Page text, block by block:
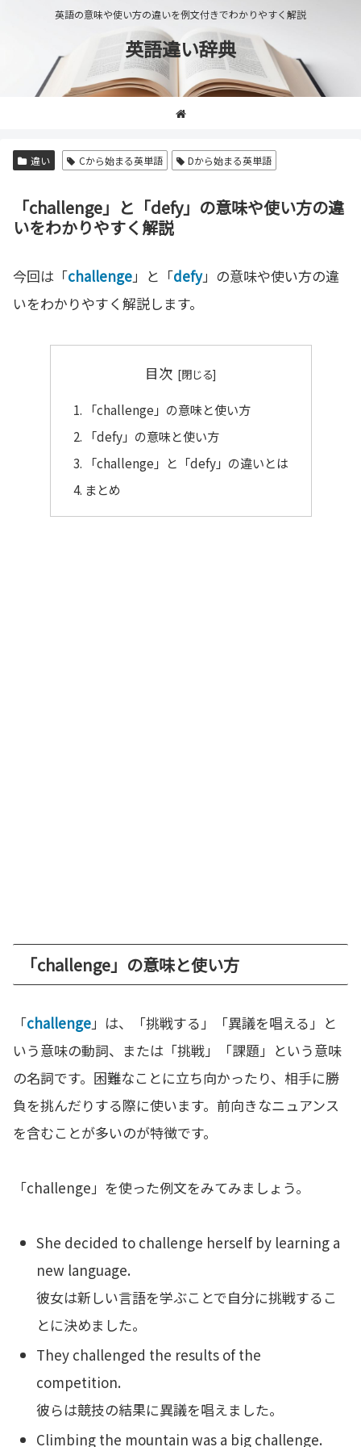
英語の意味や使い方の違いを例文付きでわかりやすく解説
英語違い辞典
違い Cから始まる英単語 Dから始まる英単語
「challenge」と「defy」の意味や使い方の違
いをわかりやすく解説
今回は「challenge」と「defy」の意味や使い方の違
いをわかりやすく解説します。
目次
「challenge」の意味と使い方
「defy」の意味と使い方
「challenge」と「defy」の違いとは
まとめ
「challenge」の意味と使い方
「challenge」は、「挑戦する」「異議を唱える」と
いう意味の動詞、または「挑戦」「課題」という意味
の名詞です。困難なことに立ち向かったり、相手に勝
負を挑んだりする際に使います。前向きなニュアンス
を含むことが多いのが特徴です。
「challenge」を使った例文をみてみましょう。
She decided to challenge herself by learning a
new language.
彼女は新しい言語を学ぶことで自分に挑戦するこ
とに決めました。
They challenged the results of the
competition.
彼らは競技の結果に異議を唱えました。
Climbing the mountain was a big challenge.